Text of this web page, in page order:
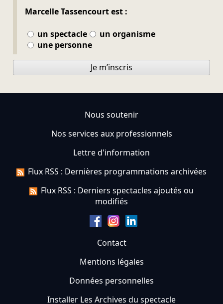
Marcelle Tassencourt est :
un spectacle
un organisme
une personne
Je m’inscris
Nous soutenir
Nos services aux professionnels
Lettre d'information
Flux RSS : Dernières programmations archivées
Flux RSS : Derniers spectacles ajoutés ou
modifiés
Contact
Mentions légales
Données personnelles
Installer Les Archives du spectacle